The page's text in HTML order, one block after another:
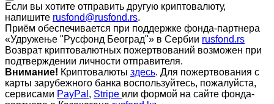
Если вы хотите отправить другую криптовалюту,
напишите rusfond@rusfond.rs.
Приём обеспечивается при поддержке фонда-партнера
«Удружење "Русфонд Београд"» в Сербии rusfond.rs
Возврат криптовалютных пожертвований возможен при
подтверждении личности отправителя.
Внимание! Криптовалюты здесь. Для пожертвования с
карты зарубежного банка воспользуйтесь, пожалуйста,
сервисами PayPal , Stripe или формой на сайте фонда-